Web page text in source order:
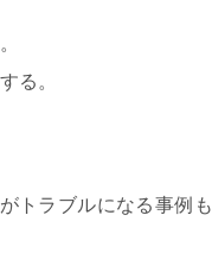
る。
トラブルになる事例も